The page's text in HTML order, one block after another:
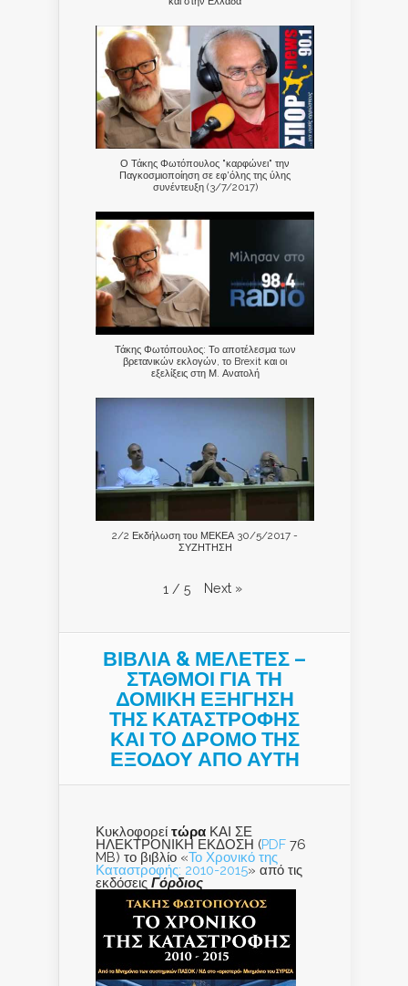
Ο Τάκης Φωτόπουλος "καρφώνει" την
Παγκοσμιοποίηση σε εφ'όλης της ύλης
συνέντευξη (3/7/2017)
Τάκης Φωτόπουλος: Το αποτέλεσμα των
βρετανικών εκλογών, το Brexit και οι
εξελίξεις στη Μ. Ανατολή
2/2 Εκδήλωση του ΜΕΚΕΑ 30/5/2017 -
ΣΥΖΗΤΗΣΗ
1 / 5 Next »
ΒΙΒΛΙΑ & ΜΕΛΕΤΕΣ –
ΣΤΑΘΜΟΙ ΓΙΑ ΤΗ
ΔΟΜΙΚΗ ΕΞΗΓΗΣΗ
ΤΗΣ ΚΑΤΑΣΤΡΟΦΗΣ
ΚΑΙ ΤO ΔΡΟΜΟ ΤΗΣ
ΕΞΟΔΟΥ ΑΠΟ ΑΥΤΗ
Κυκλοφορεί τώρα ΚΑΙ ΣΕ
ΗΛΕΚΤΡΟΝΙΚΗ ΕΚΔΟΣΗ (PDF 76
MB) το βιβλίο «Το Χρονικό της
Καταστροφής: 2010-2015» από τις
εκδόσεις Γόρδιος